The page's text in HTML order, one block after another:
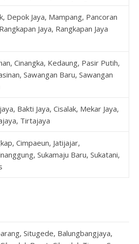
Depok Jaya, Mampang, Pancoran
Jaya, Rangkapan Jaya
Cinangka, Kedaung, Pasir Putih,
Sawangan Baru, Sawangan
Bakti Jaya, Cisalak, Mekar Jaya,
Tirtajaya
Cimpaeun, Jatijajar,
Sukamaju Baru, Sukatani,
Situgede, Balungbangjaya,